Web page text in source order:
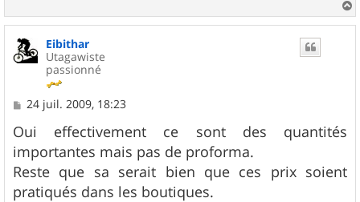
a
Eibithar
Utagawiste
passionné
M
s
s
a
g
e
24 juil. 2009, 18:23
Oui effectivement ce sont des quantités
importantes mais pas de proforma.
Reste que sa serait bien que ces prix soient
pratiqués dans les boutiques.